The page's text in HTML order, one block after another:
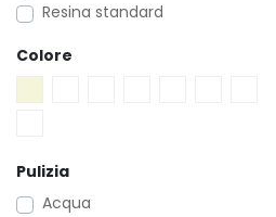
Resina standard
Colore
Pulizia
Acqua